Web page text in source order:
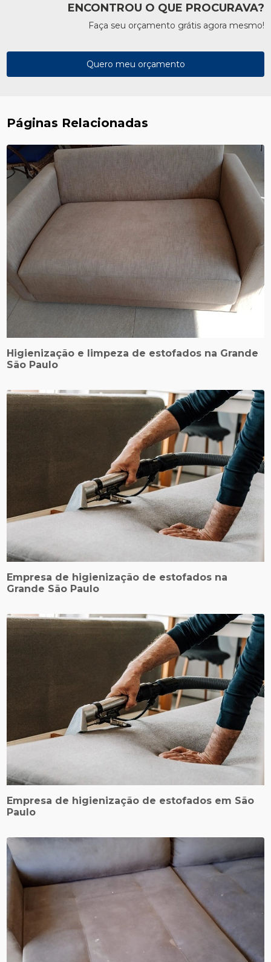
ENCONTROU O QUE PROCURAVA?
Faça seu orçamento grátis agora mesmo!
Quero meu orçamento
Páginas Relacionadas
Higienização e limpeza de estofados na Grande
São Paulo
Empresa de higienização de estofados na
Grande São Paulo
Empresa de higienização de estofados em São
Paulo